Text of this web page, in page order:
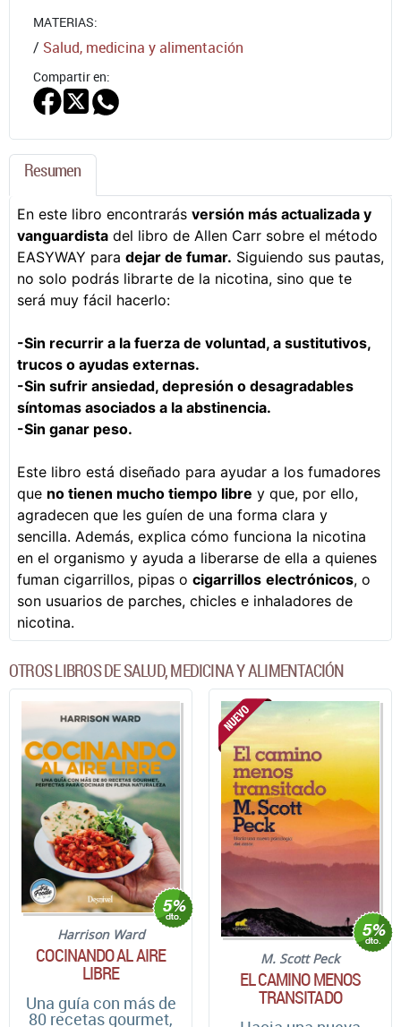
MATERIAS:
/ Salud, medicina y alimentación
Compartir en:
Resumen
En este libro encontrarás versión más actualizada y
vanguardista del libro de Allen Carr sobre el método
EASYWAY para dejar de fumar. Siguiendo sus pautas,
no solo podrás librarte de la nicotina, sino que te
será muy fácil hacerlo:
-Sin recurrir a la fuerza de voluntad, a sustitutivos,
trucos o ayudas externas.
-Sin sufrir ansiedad, depresión o desagradables
síntomas asociados a la abstinencia.
-Sin ganar peso.
Este libro está diseñado para ayudar a los fumadores
que no tienen mucho tiempo libre y que, por ello,
agradecen que les guíen de una forma clara y
sencilla. Además, explica cómo funciona la nicotina
en el organismo y ayuda a liberarse de ella a quienes
fuman cigarrillos, pipas o cigarrillos electrónicos, o
son usuarios de parches, chicles e inhaladores de
nicotina.
OTROS LIBROS DE SALUD, MEDICINA Y ALIMENTACIÓN
Harrison Ward
COCINANDO AL AIRE
LIBRE
Una guía con más de
80 recetas gourmet,
M. Scott Peck
EL CAMINO MENOS
TRANSITADO